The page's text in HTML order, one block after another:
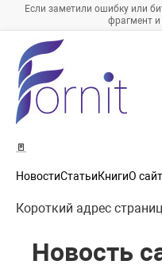
Если заметили ошибку или
фрагмент
🚪
НовостиСтатьиКнигиО
Короткий адрес
Новость